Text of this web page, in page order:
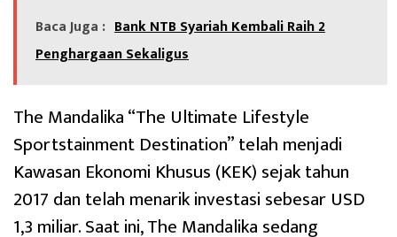
Baca Juga : Bank NTB Syariah Kembali Raih 2
Penghargaan Sekaligus
The Mandalika “The Ultimate Lifestyle
Sportstainment Destination” telah menjadi
Kawasan Ekonomi Khusus (KEK) sejak tahun
2017 dan telah menarik investasi sebesar USD
1,3 miliar. Saat ini, The Mandalika sedang